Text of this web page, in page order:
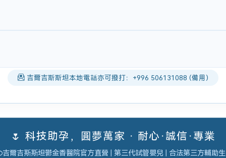
吉爾吉斯斯坦本地電話亦可撥打：+996 506131088 (備用)
🌷 科技助孕，圓夢萬家 · 耐心·誠信·專業
吉爾吉斯斯坦鬱金香醫院官方直營 | 第三代試管嬰兒 | 合法第三方輔助